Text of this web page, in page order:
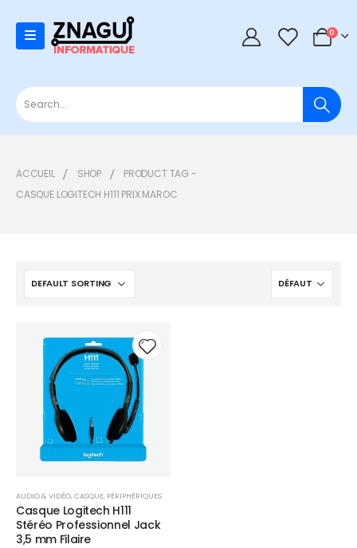
0 0
ACCUEIL SHOP
PRODUCT TAG -
CASQUE LOGITECH H111 PRIX MAROC
Add to
wishlist
AUDIO & VIDÉO,CASQUE, PÉRIPHÉRIQUES
Casque Logitech H111
Stéréo Professionnel Jack
3,5 mm Filaire